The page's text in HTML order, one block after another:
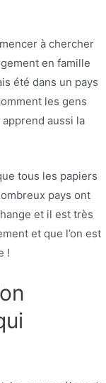
à chercher
en famille
été dans un pays
les gens
aussi la
tous les papiers
pays ont
et il est très
et que l’on est
!